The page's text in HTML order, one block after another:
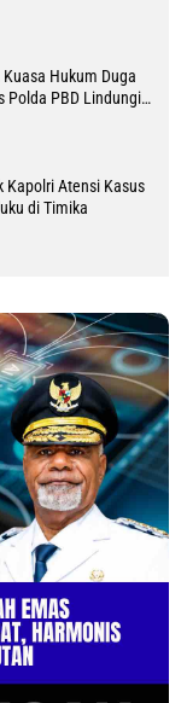
Hukum Duga
Polda PBD Lindungi
Kapolri Atensi Kasus
di Timika